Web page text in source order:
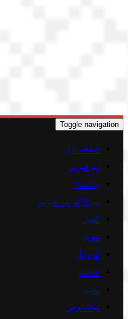
Toggle navigation
صفحہ اوّل
اہم خبریں
پاکستان
بین الاقوامی خبریں
کھیل
شوبز
کاروبار
صحت
تعلیم
ٹیکنالوجی